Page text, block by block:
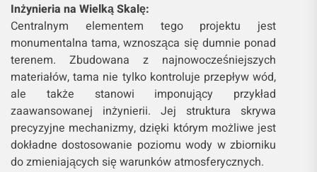
Inżynieria na Wielką Skalę:
Centralnym elementem tego projektu jest
monumentalna tama, wznosząca się dumnie ponad
terenem. Zbudowana z najnowocześniejszych
materiałów, tama nie tylko kontroluje przepływ wód,
ale także stanowi imponujący przykład
zaawansowanej inżynierii. Jej struktura skrywa
precyzyjne mechanizmy, dzięki którym możliwe jest
dokładne dostosowanie poziomu wody w zbiorniku
do zmieniających się warunków atmosferycznych.